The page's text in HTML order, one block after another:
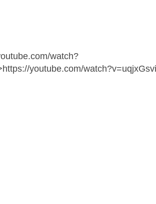
watch?
youtube.com/